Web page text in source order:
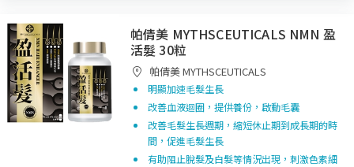
帕倩美 MYTHSCEUTICALS NMN 盈
活髮 30粒
帕倩美 MYTHSCEUTICALS
明顯加速毛髮生長
改善血液迴圈，提供養份，啟動毛囊
改善毛髮生長週期，縮短休止期到成長期的時
間，促進毛髮生長
有助阻止脫髮及白髮等情況出現，刺激色素細